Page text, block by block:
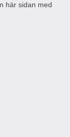
här sidan med